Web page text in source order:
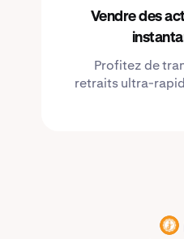
Vendre des
Profitez de
retraits ultra-
JASMY